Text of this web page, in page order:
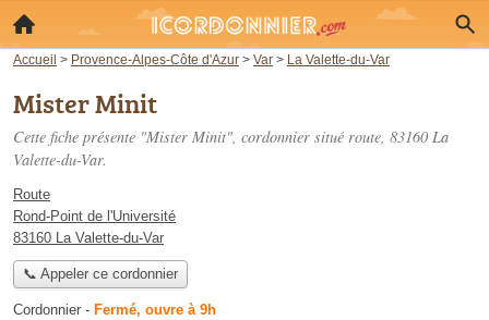
Accueil > Provence-Alpes-Côte d'Azur > Var > La Valette-du-Var
Mister Minit
Cette fiche présente "Mister Minit", cordonnier situé route, 83160 La
Valette-du-Var.
Route
Rond-Point de l'Université
83160 La Valette-du-Var
📞 Appeler ce cordonnier
Cordonnier - Fermé, ouvre à 9h